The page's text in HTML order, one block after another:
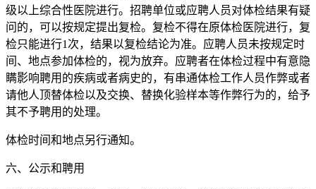
级以上综合性医院进行。招聘单位或应聘人员对体检结果有疑
问的，可以按规定提出复检。复检不得在原体检医院进行，复
检只能进行1次，结果以复检结论为准。应聘人员未按规定时
间、地点参加体检的，视为放弃。应聘者在体检过程中有意隐
瞒影响聘用的疾病或者病史的，有串通体检工作人员作弊或者
请他人顶替体检以及交换、替换化验样本等作弊行为的，给予
其不予聘用的处理。
体检时间和地点另行通知。
六、公示和聘用